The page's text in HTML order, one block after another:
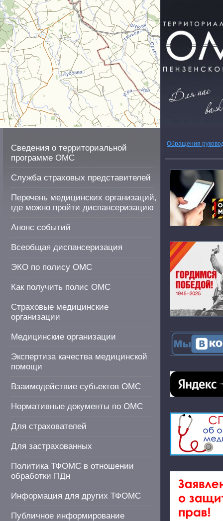
Сведения о территориальной
программе ОМС
Служба страховых представителей
Перечень медицинских организаций,
где можно пройти диспансеризацию
Анонс событий
Всеобщая диспансеризация
ЭКО по полису ОМС
Как получить полис ОМС
Страховые медицинские
организации
Медицинские организации
Экспертиза качества медицинской
помощи
Взаимодействие субьектов ОМС
Нормативные документы по ОМС
Для страхователей
Для застрахованных
Политика ТФОМС в отношении
обработки ПДн
Информация для других ТФОМС
Публичное информирование
Обращения